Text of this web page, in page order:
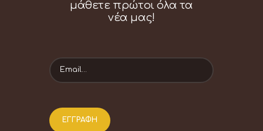
μάθετε πρώτοι όλα τα
νέα μας!